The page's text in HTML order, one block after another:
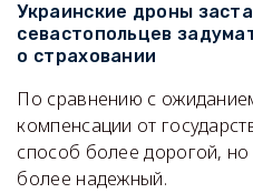
Украинские дроны
севастопольцев
о страховании
По сравнению с
компенсации от
способ более дорогой, но
более надежный.